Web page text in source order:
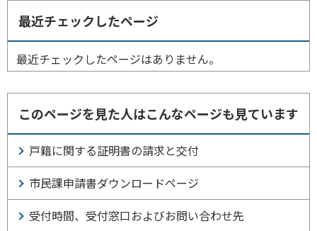
最近チェックしたページ
最近チェックしたページはありません。
このページを見た人はこんなページも見ています
戸籍に関する証明書の請求と交付
市民課申請書ダウンロードページ
受付時間、受付窓口およびお問い合わせ先